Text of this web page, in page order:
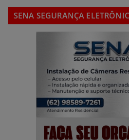
SENA SEGURANÇA